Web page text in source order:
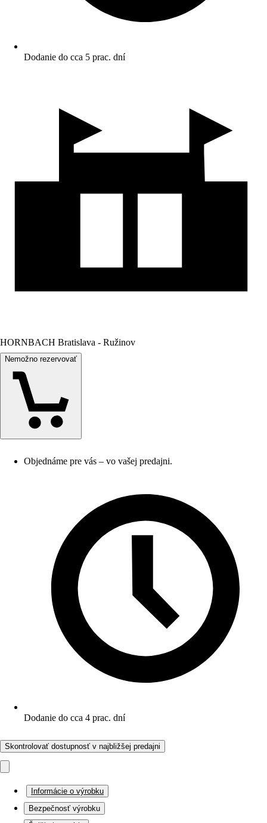
Dodanie do cca 5 prac. dní
HORNBACH Bratislava - Ružinov
Nemožno rezervovať
Objednáme pre vás – vo vašej predajni.
Dodanie do cca 4 prac. dní
Skontrolovať dostupnosť v najbližšej predajni
Informácie o výrobku
Bezpečnosť výrobku